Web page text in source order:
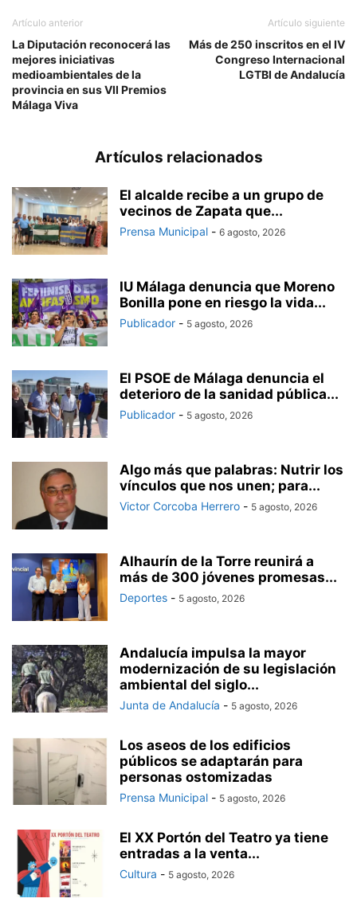
Artículo anterior
La Diputación reconocerá las
mejores iniciativas
medioambientales de la
provincia en sus VII Premios
Málaga Viva
Artículo siguiente
Más de 250 inscritos en el IV
Congreso Internacional
LGTBI de Andalucía
Artículos relacionados
El alcalde recibe a un grupo de
vecinos de Zapata que...
Prensa Municipal - 6 agosto, 2026
IU Málaga denuncia que Moreno
Bonilla pone en riesgo la vida...
Publicador - 5 agosto, 2026
El PSOE de Málaga denuncia el
deterioro de la sanidad pública...
Publicador - 5 agosto, 2026
Algo más que palabras: Nutrir los
vínculos que nos unen; para...
Victor Corcoba Herrero - 5 agosto, 2026
Alhaurín de la Torre reunirá a
más de 300 jóvenes promesas...
Deportes - 5 agosto, 2026
Andalucía impulsa la mayor
modernización de su legislación
ambiental del siglo...
Junta de Andalucía - 5 agosto, 2026
Los aseos de los edificios
públicos se adaptarán para
personas ostomizadas
Prensa Municipal - 5 agosto, 2026
El XX Portón del Teatro ya tiene
entradas a la venta...
Cultura - 5 agosto, 2026